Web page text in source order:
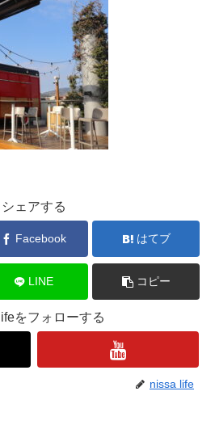
シェアする
Facebook はてブ
LINE コピー
をフォローする
nissa life